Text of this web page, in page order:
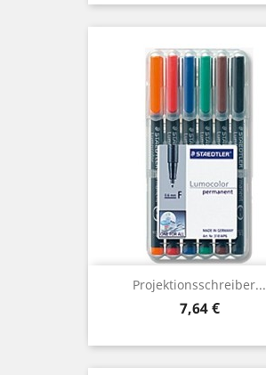
Projektionsschreiber...
Preis
7,64 €